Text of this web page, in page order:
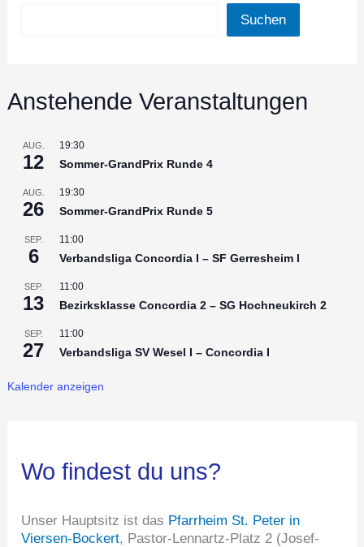
Suchen
Anstehende Veranstaltungen
AUG.
12
19:30
Sommer-GrandPrix Runde 4
AUG.
26
19:30
Sommer-GrandPrix Runde 5
SEP.
6
11:00
Verbandsliga Concordia I – SF Gerresheim I
SEP.
13
11:00
Bezirksklasse Concordia 2 – SG Hochneukirch 2
SEP.
27
11:00
Verbandsliga SV Wesel I – Concordia I
Kalender anzeigen
Wo findest du uns?
Unser Hauptsitz ist das Pfarrheim St. Peter in
Viersen-Bockert, Pastor-Lennartz-Platz 2 (Josef-